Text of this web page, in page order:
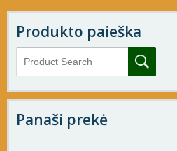
Produkto paieška
Panaši prekė